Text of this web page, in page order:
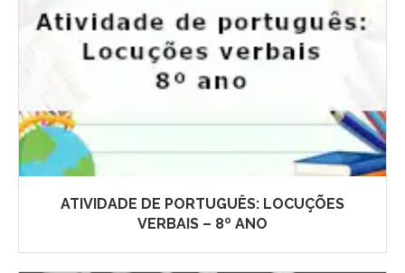
ATIVIDADE DE PORTUGUÊS: LOCUÇÕES
VERBAIS – 8º ANO